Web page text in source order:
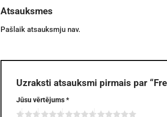
Atsauksmes
Pašlaik atsauksmju nav.
Uzraksti atsauksmi pirmais par
Jūsu vērtējums*